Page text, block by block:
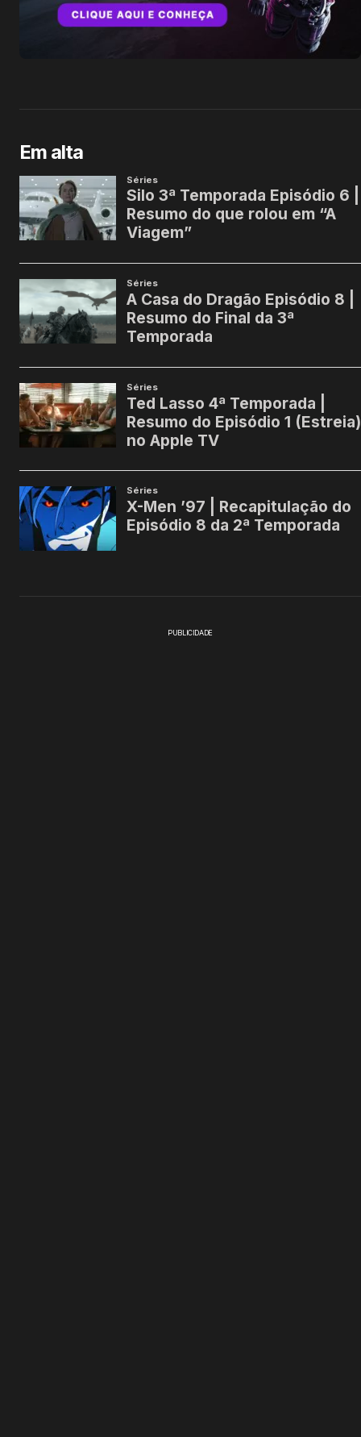
Em alta
PUBLICIDADE